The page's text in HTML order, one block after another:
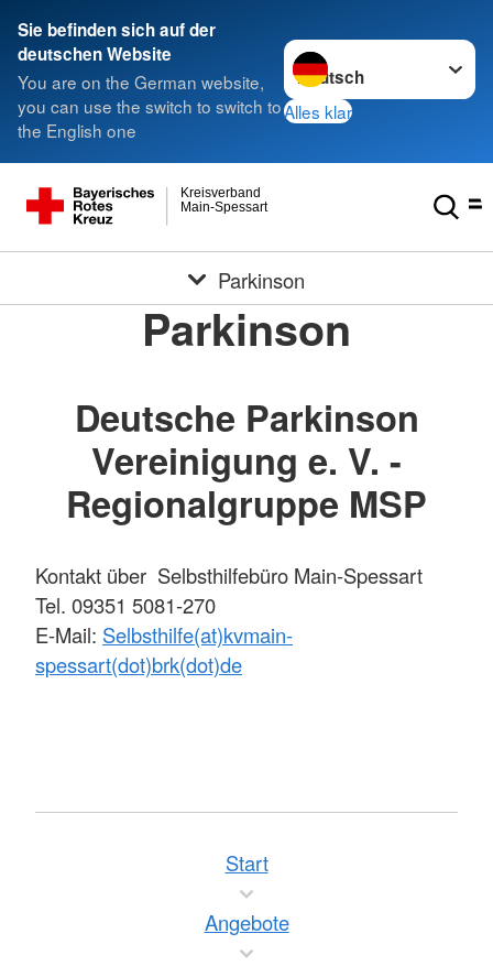
Sie befinden sich auf der
deutschen Website
You are on the German website,
you can use the switch to switch to
the English one
Sprache wechseln zu
Alles klar
Main-Spessart
Kreisverband
Parkinson
Parkinson
Deutsche Parkinson
Vereinigung e. V. -
Regionalgruppe MSP
Kontakt über Selbsthilfebüro Main-Spessart
Tel. 09351 5081-270
E-Mail: Selbsthilfe(at)kvmain-
spessart(dot)brk(dot)de
Start
Angebote